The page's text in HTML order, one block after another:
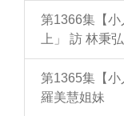
第1366集【
上」 訪 林秉
第1365集【
羅美慧姐妹